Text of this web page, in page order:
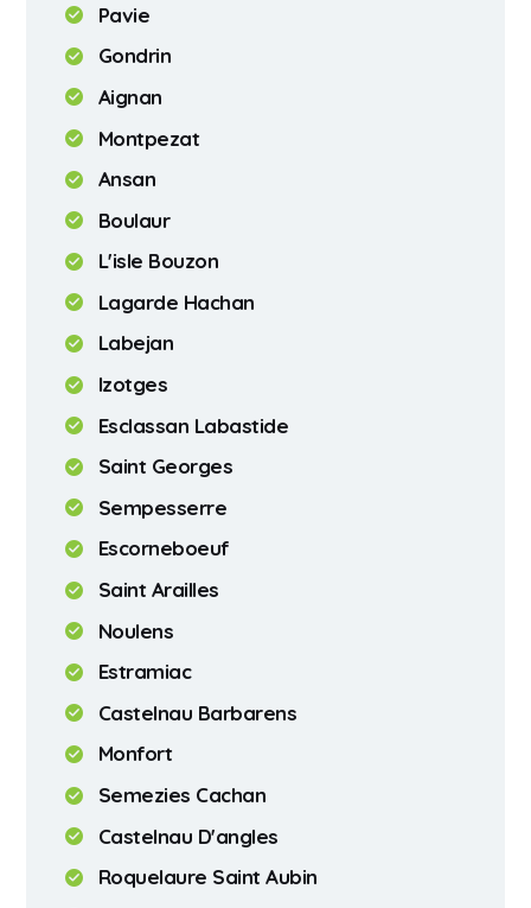
Pavie
Gondrin
Aignan
Montpezat
Ansan
Boulaur
L'isle Bouzon
Lagarde Hachan
Labejan
Izotges
Esclassan Labastide
Saint Georges
Sempesserre
Escorneboeuf
Saint Arailles
Noulens
Estramiac
Castelnau Barbarens
Monfort
Semezies Cachan
Castelnau D'angles
Roquelaure Saint Aubin